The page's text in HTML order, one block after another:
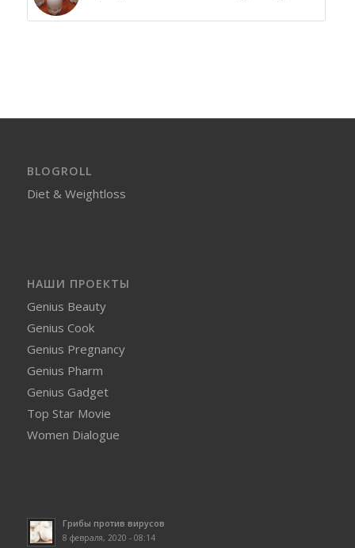
BLOGROLL
Diet & Weightloss
НАШИ ПРОЕКТЫ
Genius Beauty
Genius Cook
Genius Pregnancy
Genius Pharm
Genius Gadget
Top Star Movie
Women Dialogue
Грибы против вирусов
8 февраля, 2020 - 08:14